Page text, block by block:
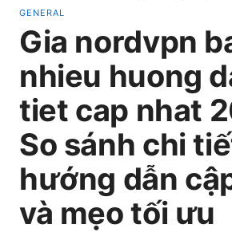
GENERAL
Gia nordvpn
nhieu huong
tiet cap nhat
So sánh chi
hướng dẫn
và mẹo tối ưu